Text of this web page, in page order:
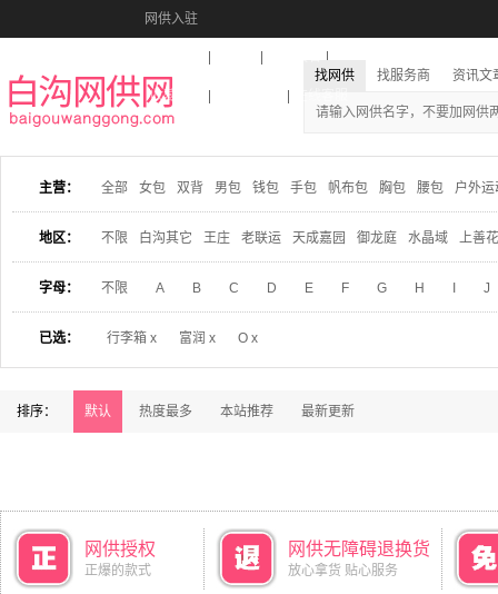
网供入驻
收藏本站
找网供 找服务商 资讯文
主营： 全部 女包 双背 男包 钱包 手包 帆布包 胸包 腰包 户外运
地区： 不限 白沟其它 王庄 老联运 天成嘉园 御龙庭 水晶域 上善
字母： 不限 A B C D E F G H J
已选： 行李箱 x 富润 x O x
排序： 默认 热度最多 本站推荐 最新更新
网供授权
正爆的款式
网供无障碍退换货
放心拿货 贴心服务